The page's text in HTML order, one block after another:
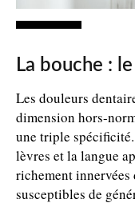
La bouche :
Les douleurs
dimension hors-
une triple
lèvres et la langue
richement
susceptibles de